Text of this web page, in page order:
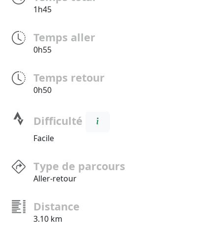
1h45
Temps aller
0h55
Temps retour
0h50
Difficulté
Facile
Type de parcours
Aller-retour
Distance
3.10 km